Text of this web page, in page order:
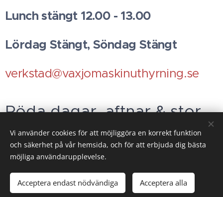
Lunch stängt 12.00 - 13.00
Lördag Stängt, Söndag Stängt
verkstad@vaxjomaskinuthyrning.se
Röda dagar, aftnar & stor
helgerSTÄNGT
Cookies
Vi använder cookies för att möjliggöra en korrekt funktion
och säkerhet på vår hemsida, och för att erbjuda dig bästa
möjliga användarupplevelse.
Acceptera endast nödvändiga Acceptera alla